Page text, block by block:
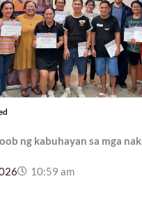
ng kabuhayan sa mga
10:59 am